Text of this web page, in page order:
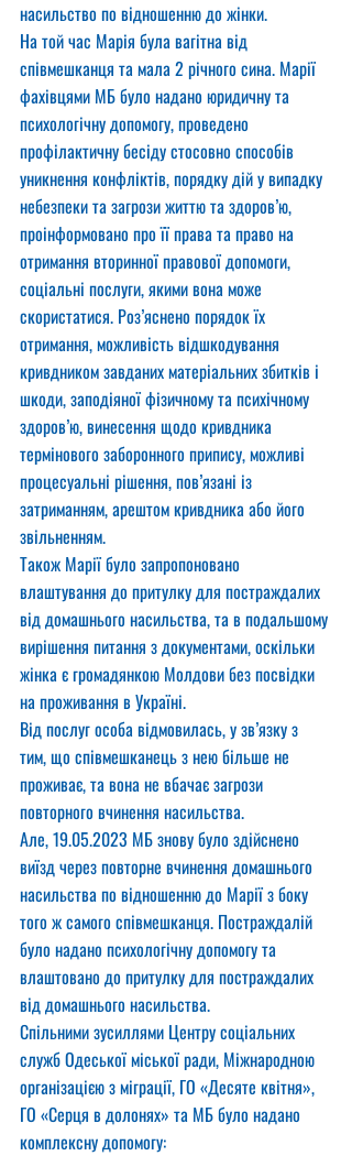
насильство по відношенню до жінки.
На той час Марія була вагітна від
співмешканця та мала 2 річного сина. Марії
фахівцями МБ було надано юридичну та
психологічну допомогу, проведено
профілактичну бесіду стосовно способів
уникнення конфліктів, порядку дій у випадку
небезпеки та загрози життю та здоров’ю,
проінформовано про її права та право на
отримання вторинної правової допомоги,
соціальні послуги, якими вона може
скористатися. Роз’яснено порядок їх
отримання, можливість відшкодування
кривдником завданих матеріальних збитків і
шкоди, заподіяної фізичному та психічному
здоров’ю, винесення щодо кривдника
термінового заборонного припису, можливі
процесуальні рішення, пов’язані із
затриманням, арештом кривдника або його
звільненням.
Також Марії було запропоновано
влаштування до притулку для постраждалих
від домашнього насильства, та в подальшому
вирішення питання з документами, оскільки
жінка є громадянкою Молдови без посвідки
на проживання в Україні.
Від послуг особа відмовилась, у зв’язку з
тим, що співмешканець з нею більше не
проживає, та вона не вбачає загрози
повторного вчинення насильства.
Але, 19.05.2023 МБ знову було здійснено
виїзд через повторне вчинення домашнього
насильства по відношенню до Марії з боку
того ж самого співмешканця. Постраждалій
було надано психологічну допомогу та
влаштовано до притулку для постраждалих
від домашнього насильства.
Спільними зусиллями Центру соціальних
служб Одеської міської ради, Міжнародною
організацією з міграції, ГО «Десяте квітня»,
ГО «Серця в долонях» та МБ було надано
комплексну допомогу: